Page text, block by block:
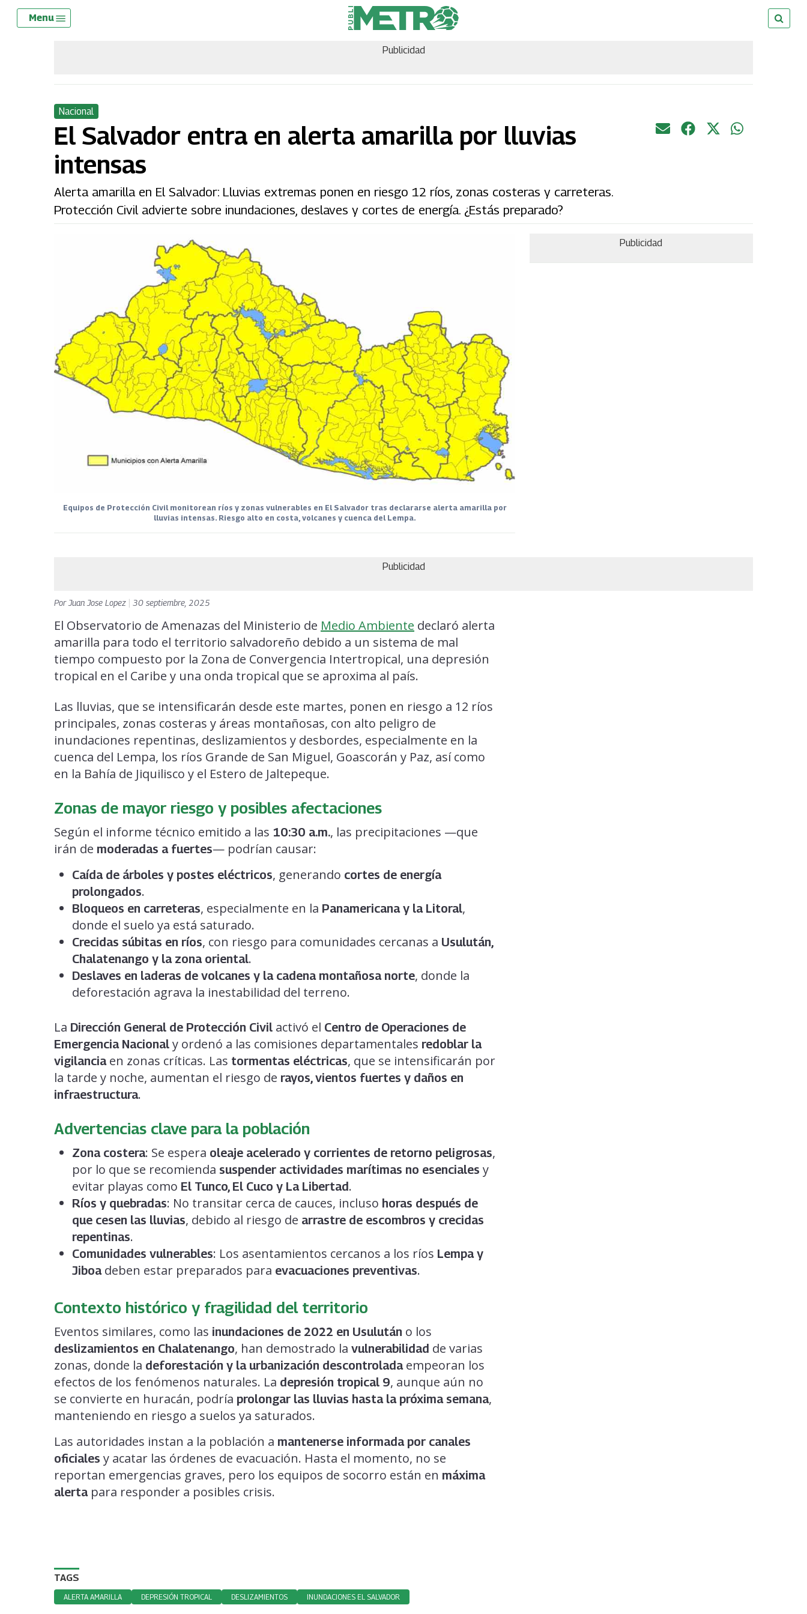
Skip
Menu
Publicidad
Nacional
El Salvador entra en alerta amarilla por lluvias
intensas
Alerta amarilla en El Salvador: Lluvias extremas ponen en riesgo 12 ríos, zonas costeras y carreteras.
Protección Civil advierte sobre inundaciones, deslaves y cortes de energía. ¿Estás preparado?
Equipos de Protección Civil monitorean ríos y zonas vulnerables en El Salvador tras declararse alerta amarilla por
lluvias intensas. Riesgo alto en costa, volcanes y cuenca del Lempa.
Publicidad
Publicidad
Por Juan Jose Lopez 30 septiembre, 2025
El Observatorio de Amenazas del Ministerio de Medio Ambiente declaró alerta
amarilla para todo el territorio salvadoreño debido a un sistema de mal
tiempo compuesto por la Zona de Convergencia Intertropical, una depresión
tropical en el Caribe y una onda tropical que se aproxima al país.
Las lluvias, que se intensificarán desde este martes, ponen en riesgo a 12 ríos
principales, zonas costeras y áreas montañosas, con alto peligro de
inundaciones repentinas, deslizamientos y desbordes, especialmente en la
cuenca del Lempa, los ríos Grande de San Miguel, Goascorán y Paz, así como
en la Bahía de Jiquilisco y el Estero de Jaltepeque.
Zonas de mayor riesgo y posibles afectaciones
Según el informe técnico emitido a las 10:30 a.m., las precipitaciones —que
irán de moderadas a fuertes— podrían causar:
Caída de árboles y postes eléctricos, generando cortes de energía
prolongados.
Bloqueos en carreteras, especialmente en la Panamericana y la Litoral,
donde el suelo ya está saturado.
Crecidas súbitas en ríos, con riesgo para comunidades cercanas a Usulután,
Chalatenango y la zona oriental.
Deslaves en laderas de volcanes y la cadena montañosa norte, donde la
deforestación agrava la inestabilidad del terreno.
La Dirección General de Protección Civil activó el Centro de Operaciones de
Emergencia Nacional y ordenó a las comisiones departamentales redoblar la
vigilanciaen zonas críticas. Las tormentas eléctricas, que se intensificarán por
la tarde y noche, aumentan el riesgo de rayos, vientos fuertes y daños en
infraestructura.
Advertencias clave para la población
Zona costera: Se espera oleaje acelerado y corrientes de retorno peligrosas,
por lo que se recomienda suspender actividades marítimas no esenciales y
evitar playas como El Tunco, El Cuco y La Libertad.
Ríos y quebradas: No transitar cerca de cauces, incluso horas después de
que cesen las lluvias, debido al riesgo de arrastre de escombros y crecidas
repentinas.
Comunidades vulnerables: Los asentamientos cercanos a los ríos Lempa y
Jiboadeben estar preparados para evacuaciones preventivas.
Contexto histórico y fragilidad del territorio
Eventos similares, como las inundaciones de 2022 en Usulután o los
deslizamientos en Chalatenango, han demostrado la vulnerabilidad de varias
zonas, donde la deforestación y la urbanización descontroladaempeoran los
efectos de los fenómenos naturales. La depresión tropical 9, aunque aún no
se convierte en huracán, podría prolongar las lluvias hasta la próxima semana,
manteniendo en riesgo a suelos ya saturados.
Las autoridades instan a la población a mantenerse informada por canales
oficiales y acatar las órdenes de evacuación. Hasta el momento, no se
reportan emergencias graves, pero los equipos de socorro están en máxima
alertapara responder a posibles crisis.
TAGS
ALERTA AMARILLA DEPRESIÓN TROPICAL DESLIZAMIENTOS INUNDACIONES EL SALVADOR
Menu